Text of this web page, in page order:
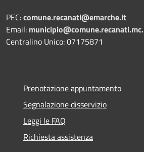
PEC:comune.recanati@emarche.it
Email:
Centralino Unico: 07175871
Prenotazione appuntamento
Segnalazione disservizio
Leggi le FAQ
Richiesta assistenza